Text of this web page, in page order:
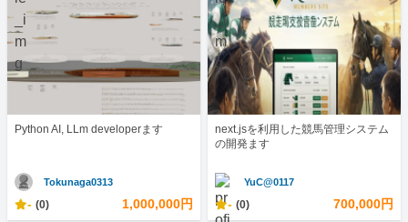
Python AI, LLm developerます
Tokunaga0313
- (0) 1,000,000円
next.jsを利用した競馬管理システム
の開発ます
YuC@0117
- (0) 700,000円